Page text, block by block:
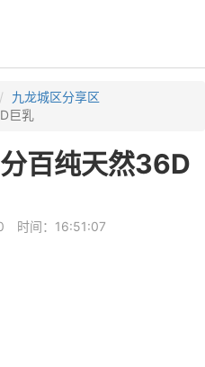
九龙城区分享区
巨乳
百纯天然36D
时间：16:51:07